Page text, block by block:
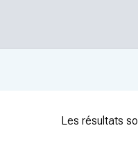
Les résultats